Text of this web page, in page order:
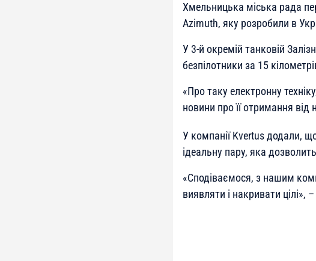
Хмельницька міська рада
Azimuth, яку розробили в
У 3-й окремій танковій
безпілотники за 15
«Про таку електронну
новини про її отримання від
У компанії Kvertus додали,
ідеальну пару, яка
«Сподіваємося, з нашим
виявляти і накривати цілі»,